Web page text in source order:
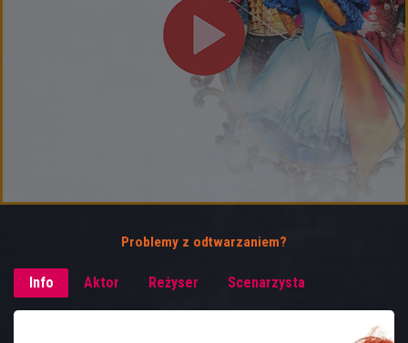
Problemy z odtwarzaniem?
Info Aktor Reżyser Scenarzysta